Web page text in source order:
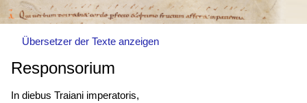
Übersetzer der Texte anzeigen
Responsorium
In diebus Traiani imperatoris,